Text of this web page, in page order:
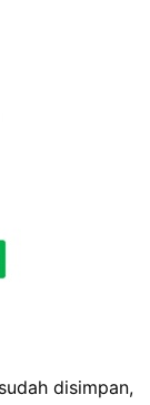
disimpan,